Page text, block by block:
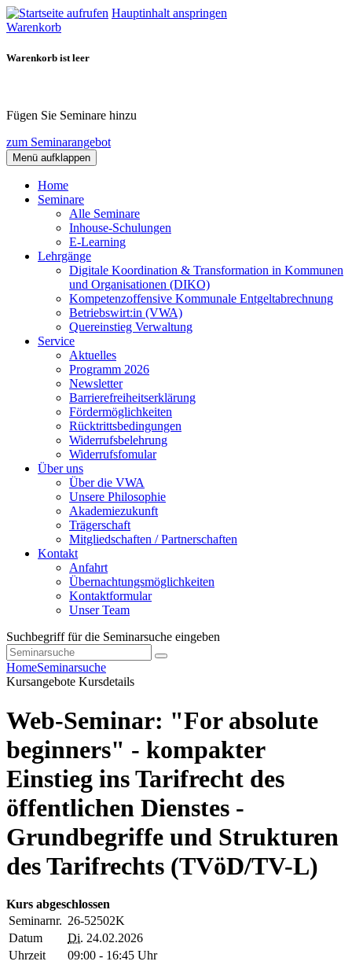
Hauptinhalt anspringen
Warenkorb
Warenkorb ist leer
Fügen Sie Seminare hinzu
zum Seminarangebot
Menü aufklappen
Home
Seminare
Alle Seminare
Inhouse-Schulungen
E-Learning
Lehrgänge
Digitale Koordination & Transformation in Kommunen
und Organisationen (DIKO)
Kompetenzoffensive Kommunale Entgeltabrechnung
Betriebswirt:in (VWA)
Quereinstieg Verwaltung
Service
Aktuelles
Programm 2026
Newsletter
Barrierefreiheitserklärung
Fördermöglichkeiten
Rücktrittsbedingungen
Widerrufsbelehrung
Widerrufsfomular
Über uns
Über die VWA
Unsere Philosophie
Akademiezukunft
Trägerschaft
Mitgliedschaften / Partnerschaften
Kontakt
Anfahrt
Übernachtungsmöglichkeiten
Kontaktformular
Unser Team
Suchbegriff für die Seminarsuche eingeben
HomeSeminarsuche
Kursangebote Kursdetails
Web-Seminar: "For absolute
beginners" - kompakter
Einstieg ins Tarifrecht des
öffentlichen Dienstes -
Grundbegriffe und Strukturen
des Tarifrechts (TVöD/TV-L)
Kurs abgeschlossen
Seminarnr. 26-52502K
Datum
Di. 24.02.2026
Uhrzeit
09:00 - 16:45 Uhr